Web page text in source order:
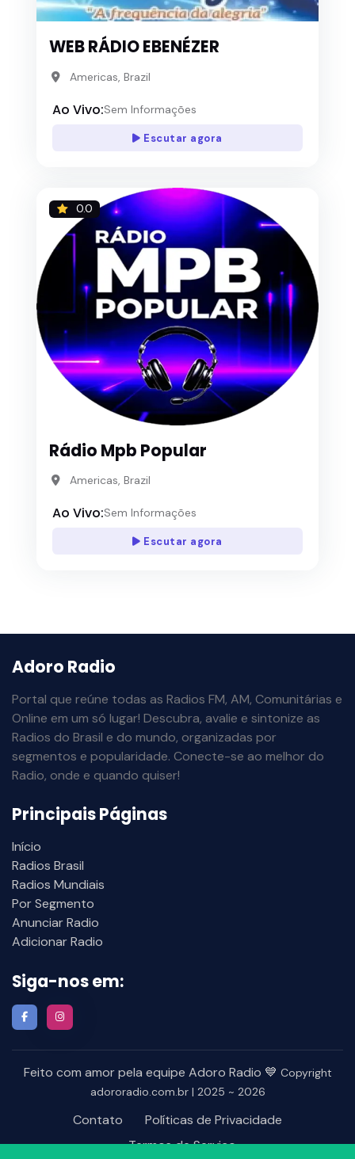
WEB RÁDIO EBENÉZER
Americas, Brazil
Ao Vivo:Sem Informações
Escutar agora
0.0
Rádio Mpb Popular
Americas, Brazil
Ao Vivo:Sem Informações
Escutar agora
Adoro Radio
Portal que reúne todas as Radios FM, AM, Comunitárias e
Online em um só lugar! Descubra, avalie e sintonize as
Radios do Brasil e do mundo, organizadas por
segmentos e popularidade. Conecte-se ao melhor do
Radio, onde e quando quiser!
Principais Páginas
Início
Radios Brasil
Radios Mundiais
Por Segmento
Anunciar Radio
Adicionar Radio
Siga-nos em:
Feito com amor pela equipe Adoro Radio 💙 Copyright
adororadio.com.br | 2025 ~ 2026
Contato
Políticas de Privacidade
Termos de Serviço